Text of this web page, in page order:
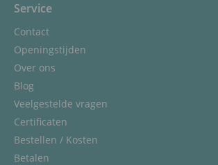
Service
Contact
Openingstijden
Over ons
Blog
Veelgestelde vragen
Certificaten
Bestellen / Kosten
Betalen